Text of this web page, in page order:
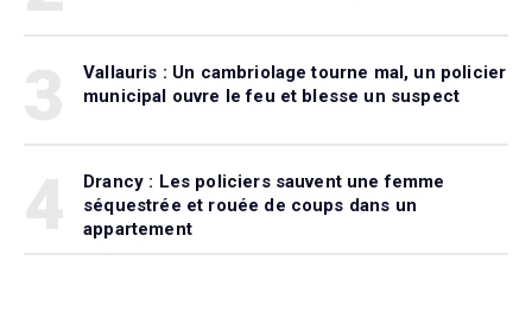
Vallauris : Un cambriolage tourne mal, un policier
municipal ouvre le feu et blesse un suspect
Drancy : Les policiers sauvent une femme
séquestrée et rouée de coups dans un
appartement